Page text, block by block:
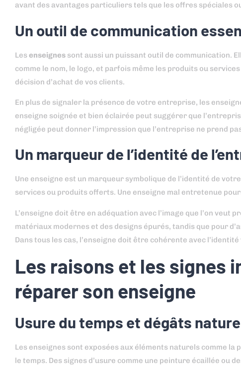
avant des avantages particuliers tels que les offres spéciales
Un outil de communication
Lesenseignes sont aussi un puissant outil de communication.
comme le nom, le logo, et parfois même les produits ou
décision d’achat de vos clients.
En plus de signaler la présence de votre entreprise, les
enseigne soignée et bien éclairée peut suggérer que
négligée peut donner l’impression que l’entreprise ne prend
Un marqueur de l’identité de
Une enseigne est un marqueur symbolique de l’identité de
services ou produits offerts. Une enseigne mal entretenue
L’enseigne doit être en adéquation avec l’image que l’on
matériaux modernes et des designs épurés, tandis que pour
Dans tous les cas, l’enseigne doit être cohérente avec
Les raisons et les signes
réparer son enseigne
Usure du temps et dégâts
Les enseignes sont exposées aux éléments naturels comme
le temps. Des signes d’usure comme une peinture écaillée ou